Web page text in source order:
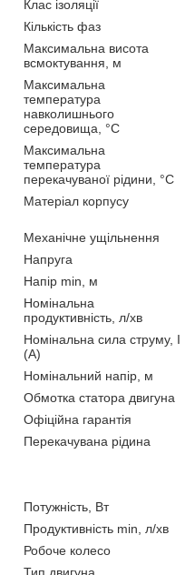
Клас ізоляції
Кількість фаз
Максимальна висота
всмоктування, м
Максимальна
температура
навколишнього
середовища, °C
Максимальна
температура
перекачуваної рідини, °C
Матеріал корпусу
Механічне ущільнення
Напруга
Напір min, м
Номінальна
продуктивність, л/хв
Номінальна сила струму, I
(А)
Номінальний напір, м
Обмотка статора двигуна
Офіційна гарантія
Перекачувана рідина
Потужність, Вт
Продуктивність min, л/хв
Робоче колесо
Тип двигуна